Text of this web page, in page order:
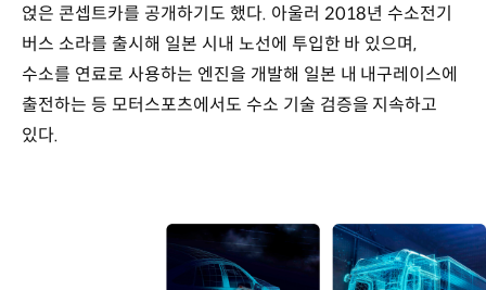
얹은 콘셉트카를 공개하기도 했다. 아울러 2018년 수소전기
버스 소라를 출시해 일본 시내 노선에 투입한 바 있으며,
수소를 연료로 사용하는 엔진을 개발해 일본 내 내구레이스에
출전하는 등 모터스포츠에서도 수소 기술 검증을 지속하고
있다.